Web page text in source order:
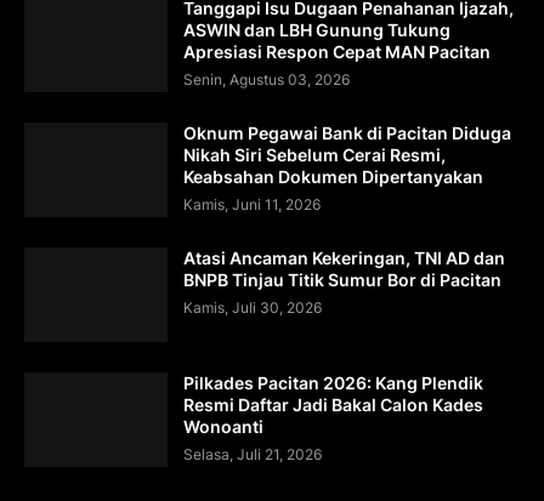
Tanggapi Isu Dugaan Penahanan Ijazah,
ASWIN dan LBH Gunung Tukung
Apresiasi Respon Cepat MAN Pacitan
Senin, Agustus 03, 2026
Oknum Pegawai Bank di Pacitan Diduga
Nikah Siri Sebelum Cerai Resmi,
Keabsahan Dokumen Dipertanyakan
Kamis, Juni 11, 2026
Atasi Ancaman Kekeringan, TNI AD dan
BNPB Tinjau Titik Sumur Bor di Pacitan
Kamis, Juli 30, 2026
Pilkades Pacitan 2026: Kang Plendik
Resmi Daftar Jadi Bakal Calon Kades
Wonoanti
Selasa, Juli 21, 2026